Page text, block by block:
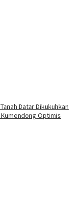
Datar Dikukuhkan
Optimis